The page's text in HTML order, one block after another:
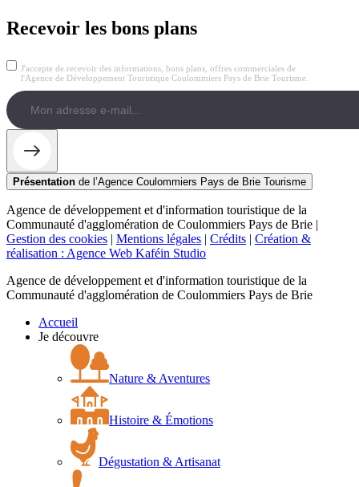
Recevoir les bons plans
J'accepte de recevoir des informations, bons plans, offres commerciales de
l'Agence de Développement Touristique Coulommiers Pays de Brie Tourisme.
Présentation de l’Agence Coulommiers Pays de Brie Tourisme
Agence de développement et d'information touristique de la
Communauté d'agglomération de Coulommiers Pays de Brie |
Gestion des cookies | Mentions légales | Crédits | Création &
réalisation : Agence Web Kaféin Studio
Agence de développement et d'information touristique de la
Communauté d'agglomération de Coulommiers Pays de Brie
Accueil
Je découvre
Nature & Aventures
Histoire & Émotions
Dégustation & Artisanat